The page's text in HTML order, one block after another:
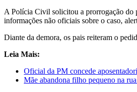
A Polícia Civil solicitou a prorrogação do
informações não oficiais sobre o caso,
Diante da demora, os pais reiteram o
Leia Mais:
Oficial da PM concede
Mãe abandona filho pequeno na